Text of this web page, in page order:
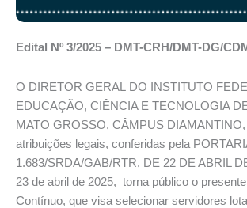
Edital Nº 3/2025 – DMT-CRH/DMT-DG/
O DIRETOR GERAL DO INSTITUTO
EDUCAÇÃO, CIÊNCIA E TECNOLOGIA
MATO GROSSO, CÂMPUS
atribuições legais, conferidas pela
1.683/SRDA/GAB/RTR, DE 22 DE ABRIL
23 de abril de 2025, torna público o
Contínuo, que visa selecionar servidores